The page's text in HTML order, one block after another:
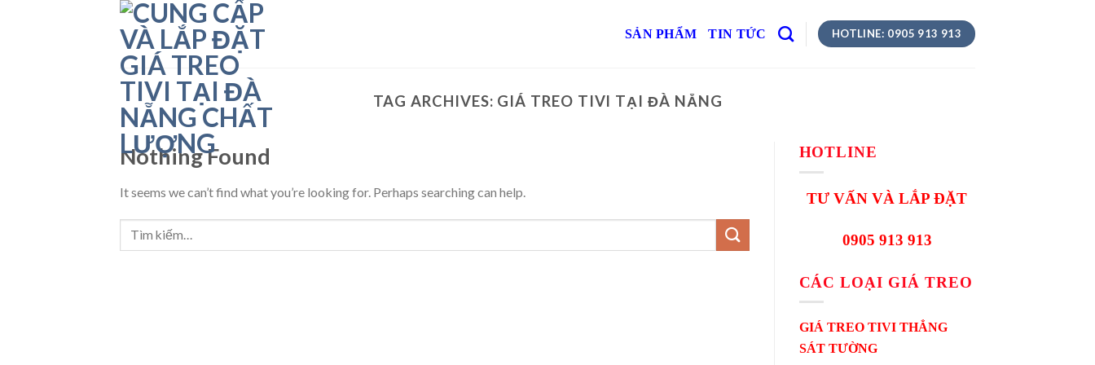
SẢN PHẨM TIN TỨC HOTLINE: 0905 913 913
TAG ARCHIVES: GIÁ TREO TIVI TẠI ĐÀ NẴNG
Nothing Found
It seems we can’t find what you’re looking for. Perhaps searching can help.
HOTLINE
TƯ VẤN VÀ LẮP ĐẶT
0905 913 913
CÁC LOẠI GIÁ TREO
GIÁ TREO TIVI THẲNG
SÁT TƯỜNG